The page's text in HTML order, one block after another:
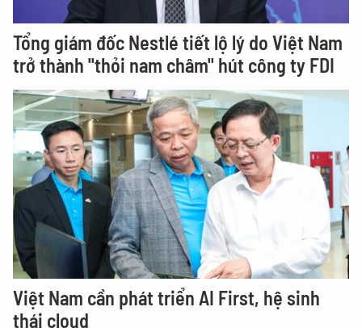
Tổng giám đốc Nestlé tiết lộ lý do Việt Nam
trở thành "thỏi nam châm" hút công ty FDI
Việt Nam cần phát triển AI First, hệ sinh
thái cloud